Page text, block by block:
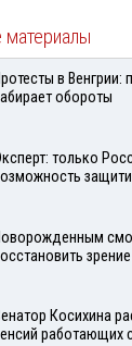
в Венгрии:
обороты
только
зрение
Косихина
работающих